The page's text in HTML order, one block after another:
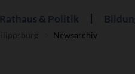
Rathaus & Politik
Newsarchiv